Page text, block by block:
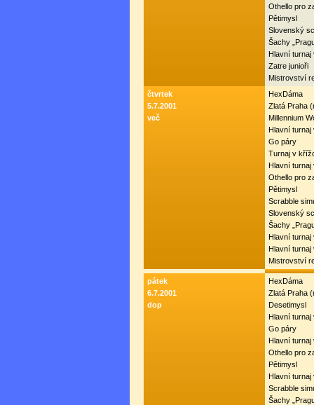
Othello pro
Pětimysl
Slovenský
Šachy
Hlavní turnaj
Zatre junioři
Mistrovství
čtvrtek
5.7.2001
več
HexDáma
Zlatá Praha
Millennium
Hlavní turnaj
Go páry
Turnaj v
Hlavní turnaj
Othello pro
Pětimysl
Scrabble
Slovenský
Šachy
Hlavní turnaj
Hlavní turnaj
Mistrovství
pátek
6.7.2001
dop
HexDáma
Zlatá Praha
Desetimysl
Hlavní turnaj
Go páry
Hlavní turnaj
Othello pro
Pětimysl
Hlavní turnaj
Scrabble
Šachy